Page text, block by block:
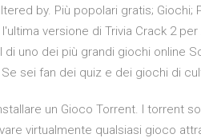
by. Più popolari gratis; Giochi;
versione di Trivia Crack 2
di uno dei più grandi giochi online
sei fan dei quiz e dei giochi di
un Gioco Torrent. I torrent
virtualmente qualsiasi gioco